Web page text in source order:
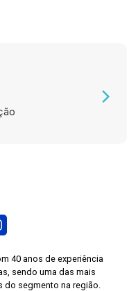
40 anos de experiência
sendo uma das mais
segmento na região.